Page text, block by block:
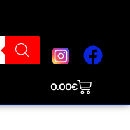
0.00€